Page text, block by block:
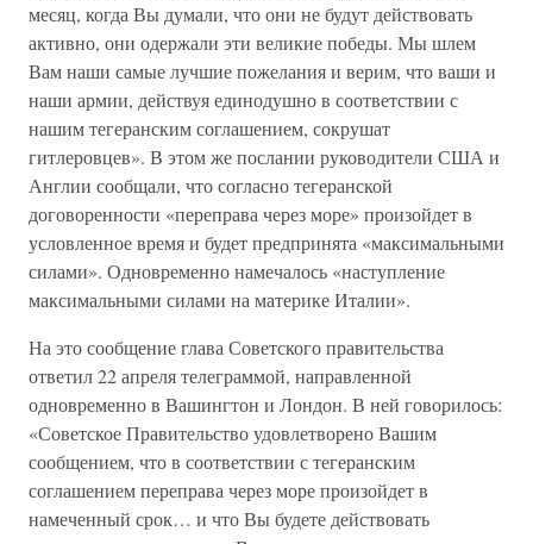
месяц, когда Вы думали, что они не будут действовать
активно, они одержали эти великие победы. Мы шлем
Вам наши самые лучшие пожелания и верим, что ваши и
наши армии, действуя единодушно в соответствии с
нашим тегеранским соглашением, сокрушат
гитлеровцев». В этом же послании руководители США и
Англии сообщали, что согласно тегеранской
договоренности «переправа через море» произойдет в
условленное время и будет предпринята «максимальными
силами». Одновременно намечалось «наступление
максимальными силами на материке Италии».
На это сообщение глава Советского правительства
ответил 22 апреля телеграммой, направленной
одновременно в Вашингтон и Лондон. В ней говорилось:
«Советское Правительство удовлетворено Вашим
сообщением, что в соответствии с тегеранским
соглашением переправа через море произойдет в
намеченный срок… и что Вы будете действовать